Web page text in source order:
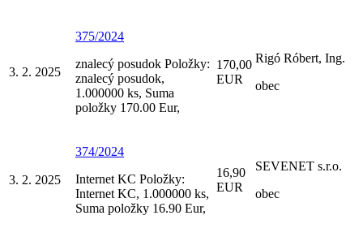
3. 2. 2025
375/2024
znalecý posudok Položky:
znalecý posudok,
1.000000 ks, Suma
položky 170.00 Eur,
170,00
EUR
Rigó Róbert, Ing.
obec
3. 2. 2025
374/2024
Internet KC Položky:
Internet KC, 1.000000 ks,
Suma položky 16.90 Eur,
16,90
EUR
SEVENET s.r.o.
obec